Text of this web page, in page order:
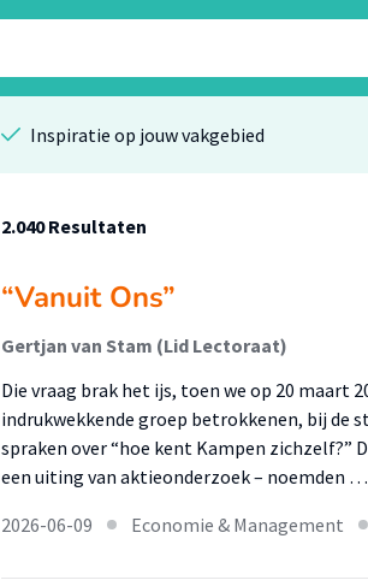
Inspiratie op jouw vakgebied
2.040 Resultaten
“Vanuit Ons”
Gertjan van Stam (Lid Lectoraat)
Die vraag brak het ijs, toen we op 20 maart
indrukwekkende groep betrokkenen, bij de
spraken over “hoe kent Kampen zichzelf?”
een uiting van aktieonderzoek – noemden …
2026-06-09
Economie & Management